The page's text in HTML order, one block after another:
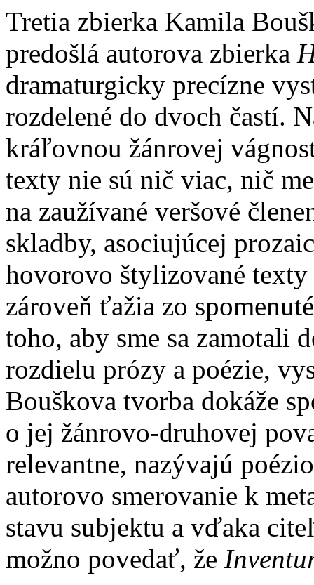
Tretia zbierka Kamila
predošlá autorova zbierka
dramaturgicky precízne
rozdelené do dvoch častí.
kráľovnou žánrovej
texty nie sú nič viac, nič
na zaužívané veršové
skladby, asociujúcej
hovorovo štylizované
zároveň ťažia zo
toho, aby sme sa zamotali
rozdielu prózy a poézie,
Bouškova tvorba dokáže
o jej žánrovo-druhovej
relevantne, nazývajú
autorovo smerovanie k
stavu subjektu a vďaka
možno povedať, že